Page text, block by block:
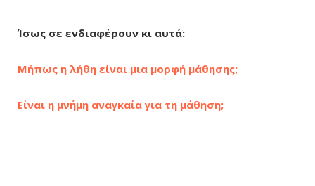
Ίσως σε ενδιαφέρουν κι αυτά:
Μήπως η λήθη είναι μια μορφή μάθησης;
Είναι η μνήμη αναγκαία για τη μάθηση;